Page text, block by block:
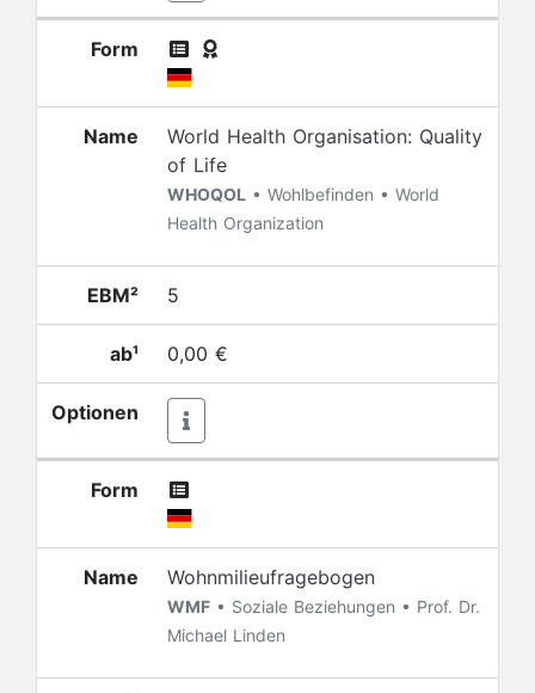
Form
Name
World Health Organisation: Quality
of Life
WHOQOL • Wohlbefinden • World
Health Organization
EBM² 5
ab¹ 0,00 €
Optionen
Form
Name Wohnmilieufragebogen
WMF • Soziale Beziehungen • Prof. Dr.
Michael Linden